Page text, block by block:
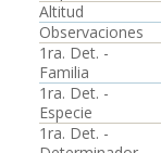
Altitud
Observaciones
1ra. Det. -
Familia
1ra. Det. -
Especie
1ra. Det. -